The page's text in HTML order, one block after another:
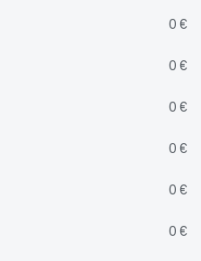
0 €
0 €
0 €
0 €
0 €
0 €